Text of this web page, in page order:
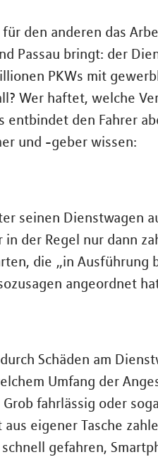
den anderen das
Passau bringt: der
PKWs mit
Wer haftet, welche
entbindet den Fahrer
und -geber wissen:
seinen Dienstwagen
der Regel nur dann
die „in Ausführung
angeordnet
Schäden am
Umfang der
fahrlässig oder
eigener Tasche
gefahren,